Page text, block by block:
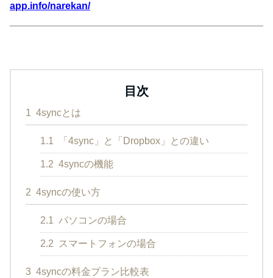
app.info/narekan/
目次
1 4syncとは
1.1 「4sync」と「Dropbox」との違い
1.2 4syncの機能
2 4syncの使い方
2.1 パソコンの場合
2.2 スマートフォンの場合
3 4syncの料金プラン比較表